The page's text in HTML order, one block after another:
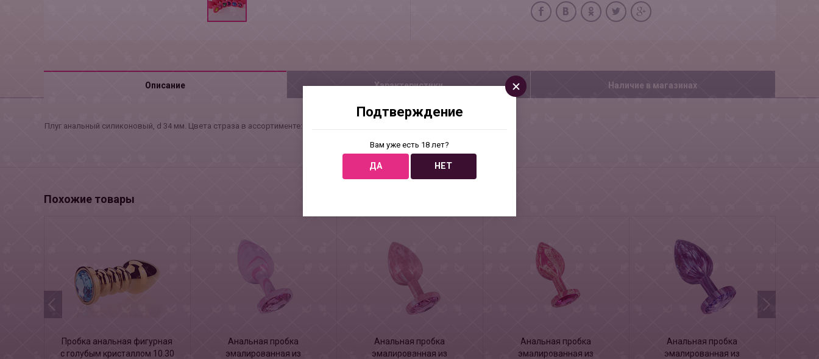
Описание Характеристики Наличие в магазинах
Плуг анальный силиконовый, d 34 мм. Цвета страза в ассортименте: радужный, синий, розовый, прозрачный
Похожие товары
Пробка анальная фигурная
с голубым кристаллом 10.30
Анальная пробка
эмалированная из
Анальная пробка
эмалированная из
Анальная пробка
эмалированная из
Анальная пробка
эмалированная из
Подтверждение
Вам уже есть 18 лет?
ДА НЕТ